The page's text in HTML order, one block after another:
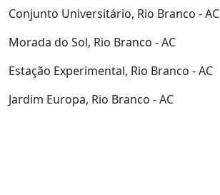
Conjunto Universitário, Rio Branco - AC
Morada do Sol, Rio Branco - AC
Estação Experimental, Rio Branco - AC
Jardim Europa, Rio Branco - AC